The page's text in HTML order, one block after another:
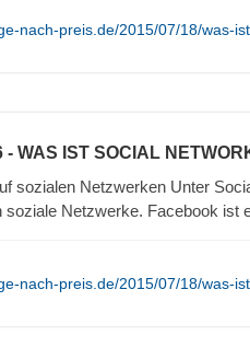
nach-preis.de/2015/07/18/was-
- WAS IST SOCIAL
sozialen Netzwerken Unter
soziale Netzwerke. Facebook ist
nach-preis.de/2015/07/18/was-